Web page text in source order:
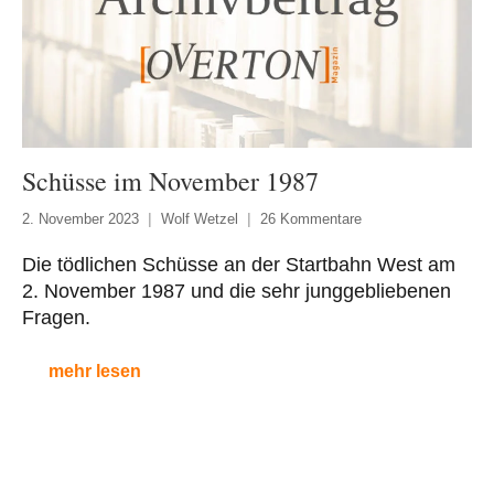
Schüsse im November 1987
2. November 2023 Wolf Wetzel 26 Kommentare
Die tödlichen Schüsse an der Startbahn West am
2. November 1987 und die sehr junggebliebenen
Fragen.
mehr lesen